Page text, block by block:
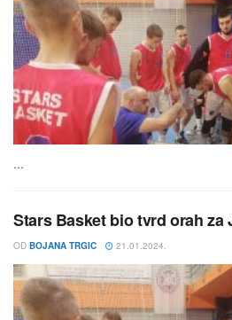
...
Stars Basket bio tvrd orah za
OD BOJANA TRGIC 21.01.2024.